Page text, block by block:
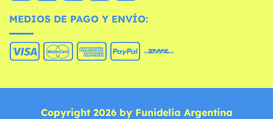
MEDIOS DE PAGO Y ENVÍO:
Copyright 2026 by Funidelia Argentina